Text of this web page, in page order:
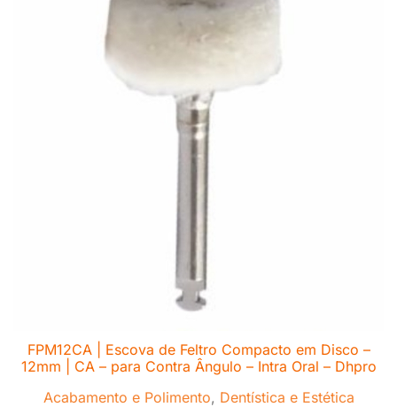
FPM12CA | Escova de Feltro Compacto em Disco –
12mm | CA – para Contra Ângulo – Intra Oral – Dhpro
Acabamento e Polimento, Dentística e Estética